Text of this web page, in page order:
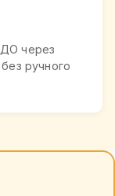
через
ручного